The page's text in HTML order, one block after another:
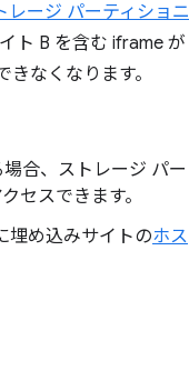
レージ パーティショニ
ト B を含む iframe が
なくなります。
合、ストレージ パー
セスできます。
埋め込みサイトのホス